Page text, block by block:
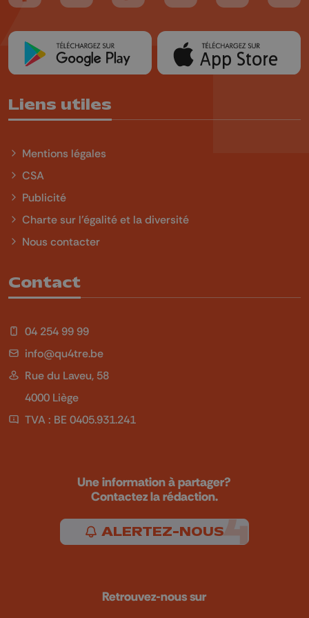
Liens utiles
Mentions légales
CSA
Publicité
Charte sur l'égalité et la diversité
Nous contacter
Contact
04 254 99 99
info@qu4tre.be
Rue du Laveu, 58
4000 Liège
TVA : BE 0405.931.241
Une information à partager?
Contactez la rédaction.
ALERTEZ-NOUS
Retrouvez-nous sur